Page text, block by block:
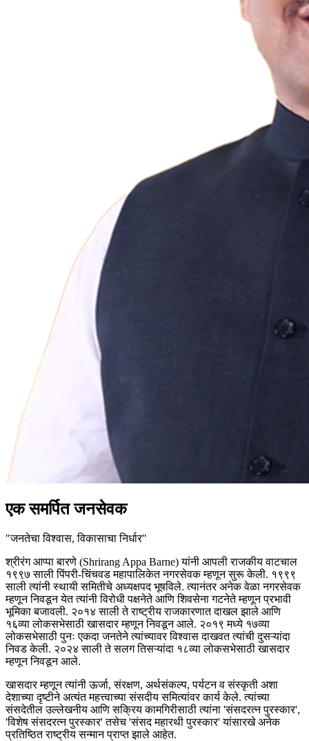
एक समर्पित जनसेवक
"जनतेचा विश्वास, विकासाचा निर्धार"
श्रीरंग आप्पा बारणे (Shrirang Appa Barne) यांनी आपली राजकीय वाटचाल
१९९७ साली पिंपरी-चिंचवड महापालिकेत नगरसेवक म्हणून सुरू केली. १९९९
साली त्यांनी स्थायी समितीचे अध्यक्षपद भूषविले. त्यानंतर अनेक वेळा नगरसेवक
म्हणून निवडून येत त्यांनी विरोधी पक्षनेते आणि शिवसेना गटनेते म्हणून प्रभावी
भूमिका बजावली. २०१४ साली ते राष्ट्रीय राजकारणात दाखल झाले आणि
१६व्या लोकसभेसाठी खासदार म्हणून निवडून आले. २०१९ मध्ये १७व्या
लोकसभेसाठी पुनः एकदा जनतेने त्यांच्यावर विश्वास दाखवत त्यांची दुसऱ्यांदा
निवड केली. २०२४ साली ते सलग तिसऱ्यांदा १८व्या लोकसभेसाठी खासदार
म्हणून निवडून आले.
खासदार म्हणून त्यांनी ऊर्जा, संरक्षण, अर्थसंकल्प, पर्यटन व संस्कृती अशा
देशाच्या दृष्टीने अत्यंत महत्त्वाच्या संसदीय समित्यांवर कार्य केले. त्यांच्या
संसदेतील उल्लेखनीय आणि सक्रिय कामगिरीसाठी त्यांना 'संसदरत्न पुरस्कार',
'विशेष संसदरत्न पुरस्कार' तसेच 'संसद महारथी पुरस्कार' यांसारखे अनेक
प्रतिष्ठित राष्ट्रीय सन्मान प्राप्त झाले आहेत.